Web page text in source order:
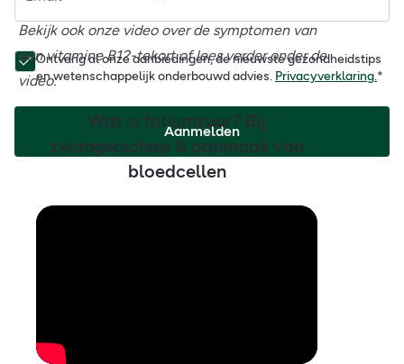
Bekijk ook onze video over de symptomen van
een vitamine B12-tekort of lees verder onder de
video.
Wat is foliumzuur? Bij
zwangerschap & aanmaak van
bloedcellen
Ontvang al onze aanbiedingen, de nieuwste gezondheidstips
en wetenschappelijk onderbouwd advies. Privacyverklaring.*
Aanmelden